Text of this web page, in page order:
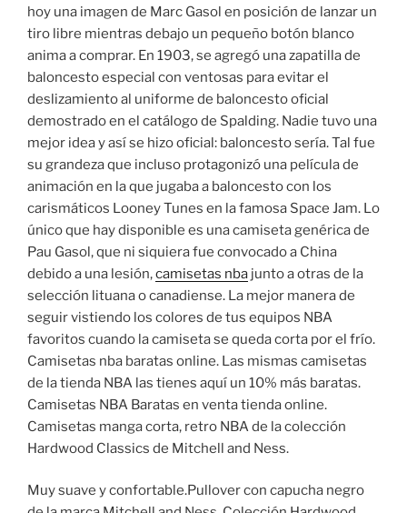
hoy una imagen de Marc Gasol en posición de lanzar un
tiro libre mientras debajo un pequeño botón blanco
anima a comprar. En 1903, se agregó una zapatilla de
baloncesto especial con ventosas para evitar el
deslizamiento al uniforme de baloncesto oficial
demostrado en el catálogo de Spalding. Nadie tuvo una
mejor idea y así se hizo oficial: baloncesto sería. Tal fue
su grandeza que incluso protagonizó una película de
animación en la que jugaba a baloncesto con los
carismáticos Looney Tunes en la famosa Space Jam. Lo
único que hay disponible es una camiseta genérica de
Pau Gasol, que ni siquiera fue convocado a China
debido a una lesión,camisetas nba junto a otras de la
selección lituana o canadiense. La mejor manera de
seguir vistiendo los colores de tus equipos NBA
favoritos cuando la camiseta se queda corta por el frío.
Camisetas nba baratas online. Las mismas camisetas
de la tienda NBA las tienes aquí un 10% más baratas.
Camisetas NBA Baratas en venta tienda online.
Camisetas manga corta, retro NBA de la colección
Hardwood Classics de Mitchell and Ness.
Muy suave y confortable.Pullover con capucha negro